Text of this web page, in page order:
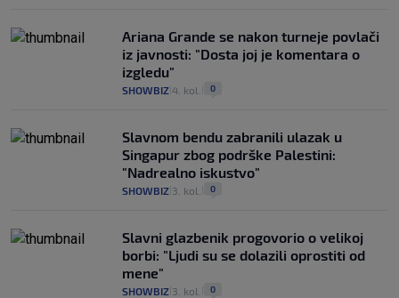
Ariana Grande se nakon turneje povlači
iz javnosti: "Dosta joj je komentara o
izgledu"
SHOWBIZ 4. kol. 0
Slavnom bendu zabranili ulazak u
Singapur zbog podrške Palestini:
"Nadrealno iskustvo"
SHOWBIZ 3. kol. 0
Slavni glazbenik progovorio o velikoj
borbi: "Ljudi su se dolazili oprostiti od
mene"
SHOWBIZ 3. kol. 0